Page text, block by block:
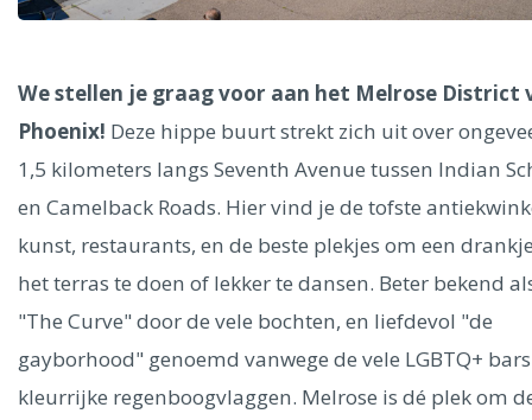
Ålesund
Parijs Tokio Amsterdam Barcelona Dubai
Milaan
Singapore
Rome Berlijn Mechelen Venetië
Florence
Dublin
Hong Kong München Wenen Budapest
Madrid
Vancouver
Alles bekijken
We stellen je graag voor aan het Melrose District
Phoenix! Deze hippe buurt strekt zich uit over
1,5 kilometers langs Seventh Avenue tussen Indian
en Camelback Roads. Hier vind je de tofste
kunst, restaurants, en de beste plekjes om een
het terras te doen of lekker te dansen. Beter bekend
"The Curve" door de vele bochten, en liefdevol "de
gayborhood" genoemd vanwege de vele LGBTQ+
kleurrijke regenboogvlaggen. Melrose is dé plek om